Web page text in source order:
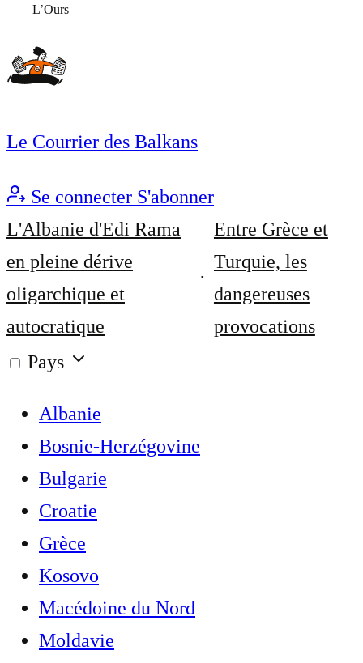
L’Ours
Le Courrier des Balkans
Se connecter S'abonner
L'Albanie d'Edi Rama
en pleine dérive
oligarchique et
autocratique
Entre Grèce et
Turquie, les
dangereuses
provocations
Pays
Albanie
Bosnie-Herzégovine
Bulgarie
Croatie
Grèce
Kosovo
Macédoine du Nord
Moldavie